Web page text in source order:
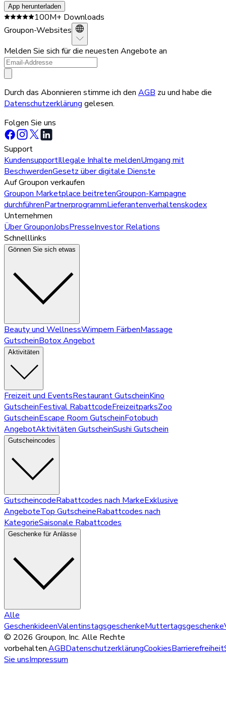
App herunterladen
100M+ Downloads
Groupon-Websites
Melden Sie sich für die neuesten Angebote an
Durch das Abonnieren stimme ich den AGB zu und habe die
Datenschutzerklärung gelesen.
Folgen Sie uns
Support
KundensupportIllegale Inhalte meldenUmgang mit
BeschwerdenGesetz über digitale Dienste
Auf Groupon verkaufen
Groupon Marketplace beitretenGroupon-Kampagne
durchführenPartnerprogrammLieferantenverhaltenskodex
Unternehmen
Über GrouponJobsPresseInvestor Relations
Schnelllinks
Gönnen Sie sich etwas
Beauty und WellnessWimpern FärbenMassage
GutscheinBotox Angebot
Aktivitäten
Freizeit und EventsRestaurant GutscheinKino
GutscheinFestival RabattcodeFreizeitparksZoo
GutscheinEscape Room GutscheinFotobuch
AngebotAktivitäten GutscheinSushi Gutschein
Gutscheincodes
GutscheincodeRabattcodes nach MarkeExklusive
AngeboteTop GutscheineRabattcodes nach
KategorieSaisonale Rabattcodes
Geschenke für Anlässe
Alle
GeschenkideenValentinstagsgeschenkeMuttertagsgeschenke
© 2026 Groupon, Inc. Alle Rechte
vorbehalten.AGBDatenschutzerklärungCookiesBarrierefreiheit
Sie unsImpressum